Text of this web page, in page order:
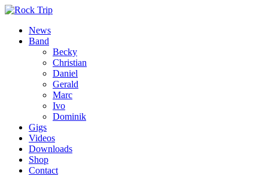
News
Band
Becky
Christian
Daniel
Gerald
Marc
Ivo
Dominik
Gigs
Videos
Downloads
Shop
Contact